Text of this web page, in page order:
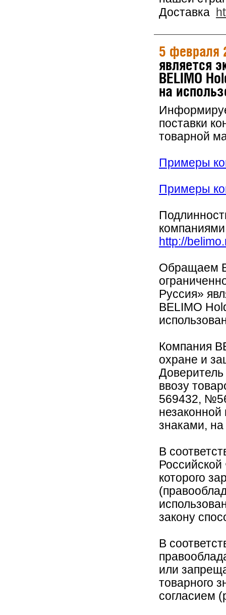
Доставка
5 февраля
является
BELIMO
на
поставки
товарной
Примеры
Примеры
http://
Обращаем
Руссия»
BELIMO
Компания
охране и
Доверитель
ввозу
569432,
знаками,
В
которого
закону
В
или
товарного
согласием